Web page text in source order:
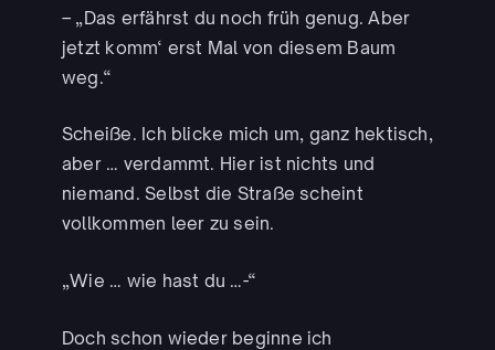
– „Das erfährst du noch früh genug. Aber
jetzt komm‘ erst Mal von diesem Baum
weg.“
Scheiße. Ich blicke mich um, ganz hektisch,
aber … verdammt. Hier ist nichts und
niemand. Selbst die Straße scheint
vollkommen leer zu sein.
„Wie … wie hast du …-“
Doch schon wieder beginne ich